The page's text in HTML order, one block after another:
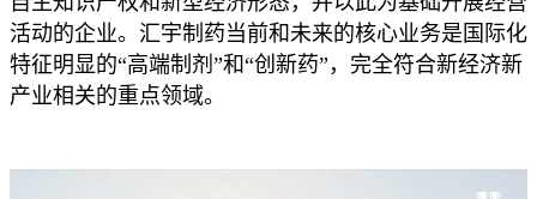
活动的企业。汇宇制药当前和未来的核心业务是国际化
特征明显的“高端制剂”和“创新药”，完全符合新经济新
产业相关的重点领域。